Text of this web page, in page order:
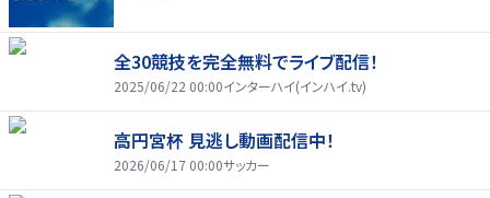
全30競技を完全無料でライブ配信！
2025/06/22 00:00インターハイ(インハイ.tv)
高円宮杯 見逃し動画配信中！
2026/06/17 00:00サッカー